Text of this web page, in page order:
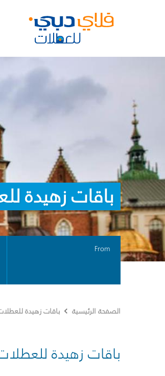
باقات زهيدة
From
الصفحة الرئيسية باقات زهيدة
باقات زهيدة